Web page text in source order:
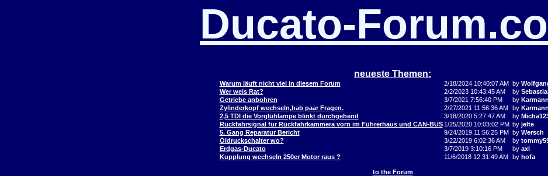
Ducato-
neueste Themen:
Warum läuft nicht viel in diesem Forum 2/18/2024 10:40:07 AM by
Wer weis Rat?
2/2/2023 10:43:45 AM by
Getriebe anbohren
3/7/2021 7:56:40 PM by
Zylinderkopf wechseln,hab paar Fragen.
2/27/2021 11:56:36 AM by
2,5 TDI die Vorglühlampe blinkt durchgehend
3/18/2020 5:27:47 AM by
Rückfahrsignal für Rückfahrkammera vorn im Führerhaus und CAN-BUS 1/25/2020 10:03:02 PM by jelte
5. Gang Reparatur Bericht
9/24/2019 11:56:25 PM by Wersch
Öldruckschalter wo?
3/22/2019 6:02:36 AM by
Erdgas-Ducato
3/7/2019 3:10:16 PM by axl
Kupplung wechseln 250er Motor raus ?
11/6/2018 12:31:49 AM by hofa
to the Forum